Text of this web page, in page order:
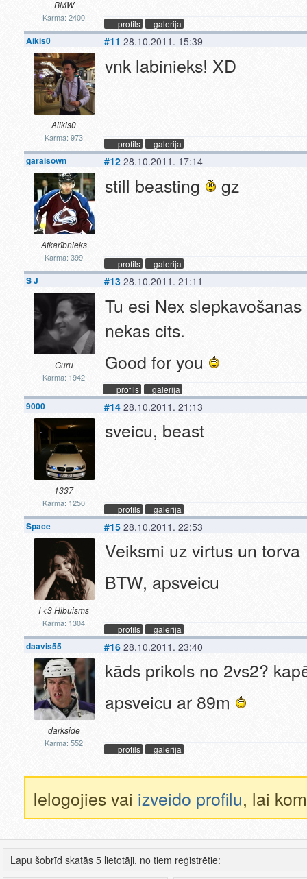
BMW
Karma: 2400
profils galerija
Aikis0
Aiikis0
Karma: 973
#11 28.10.2011. 15:39
vnk labinieks! XD
profils galerija
garaisown
Atkarībnieks
Karma: 399
#12 28.10.2011. 17:14
still beasting gz
profils galerija
S J
Guru
Karma: 1942
#13 28.10.2011. 21:11
Tu esi Nex
nekas cits.
Good for you
profils galerija
9000
1337
Karma: 1250
#14 28.10.2011. 21:13
sveicu, beast
profils galerija
Space
I <3 Hibuisms
Karma: 1304
#15 28.10.2011. 22:53
Veiksmi uz virtus un torva
BTW, apsveicu
profils galerija
daavis55
darkside
Karma: 552
#16 28.10.2011. 23:40
kāds prikols no 2vs2?
apsveicu ar 89m
profils galerija
Ielogojies vai izveido profilu, lai
Lapu šobrīd skatās 5 lietotāji, no tiem reģistrētie: